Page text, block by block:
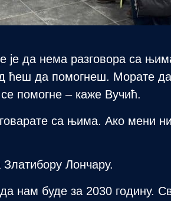
је да нема разговора са
ћеш да помогнеш. Морате
помогне – каже Вучић.
са њима. Ако мени
Лончару.
нам буде за 2030 годину.